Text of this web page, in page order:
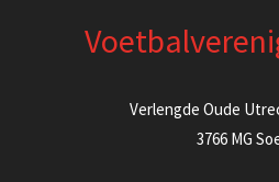
Verlengde Oude
3766 MG